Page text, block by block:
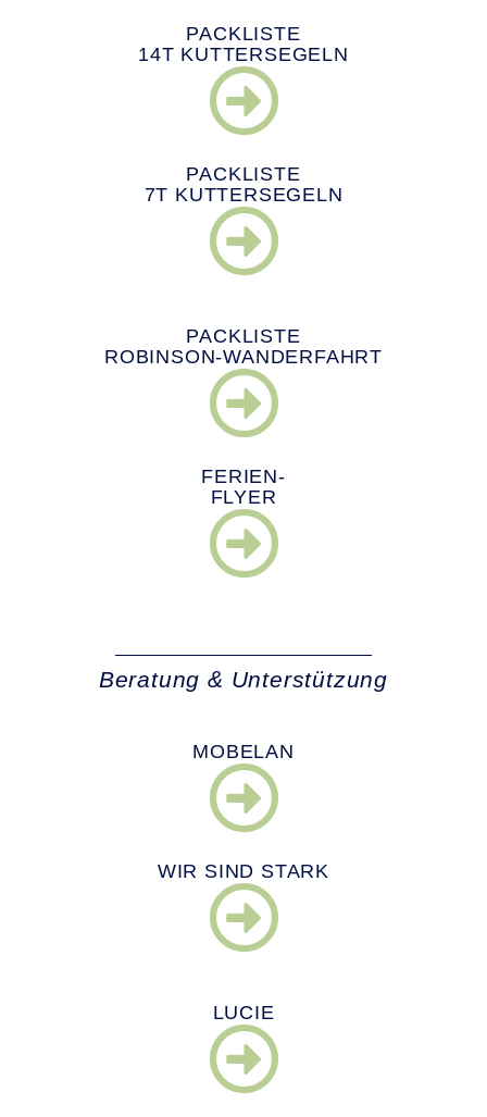
PACKLISTE
14T KUTTERSEGELN
PACKLISTE
7T KUTTERSEGELN
PACKLISTE
ROBINSON-WANDERFAHRT
FERIEN-
FLYER
Beratung & Unterstützung
MOBELAN
WIR SIND STARK
LUCIE